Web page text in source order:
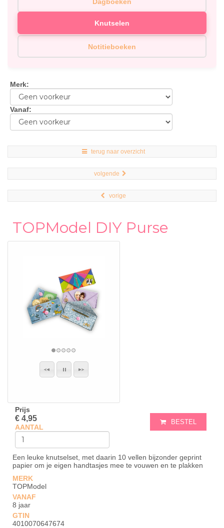
Knutselen
Notitieboeken
Merk:
Vanaf:
terug naar overzicht
volgende
vorige
TOPModel DIY Purse
Prijs
€ 4,95
AANTAL
BESTEL
Een leuke knutselset, met daarin 10 vellen bijzonder geprint
papier om je eigen handtasjes mee te vouwen en te plakken
MERK
TOPModel
VANAF
8 jaar
GTIN
4010070647674